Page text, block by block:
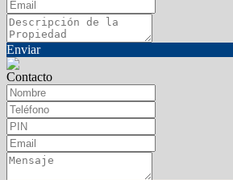
Enviar
Contacto